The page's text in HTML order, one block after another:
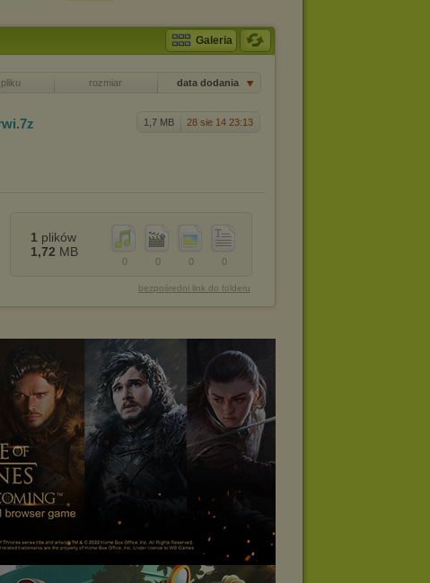
Galeria
rozmiar data dodania
1,7 MB 28 sie 14 23:13
.7z
0
0
0
0
1 plików
1,72 MB
bezpośredni link do folderu